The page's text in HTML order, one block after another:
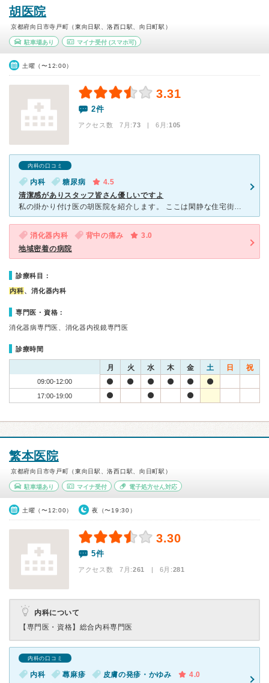
胡医院
京都府向日市寺戸町（東向日駅、洛西口駅、向日町駅）
駐車場あり マイナ受付(スマホ可)
土曜（〜12:00）
3.31
2件
アクセス数 7月:73 | 6月:105
内科の口コミ
内科 糖尿病
4.5
清潔感がありスタッフ皆さん優しいですよ
私の掛かり付け医の胡医院を紹介します。 ここは閑静な住宅街の一郭にあります。 こじんまりとした病院ですがアットホームな感じがしてなかなか良いですよ。 先生は１人看護士さんとかは２、３人かな いつ
消化器内科 背中の痛み
3.0
地域密着の病院
診療科目：
内科、消化器内科
専門医・資格：
消化器病専門医、消化器内視鏡専門医
診療時間
月 火 水 木 金 土 日 祝
09:00-12:00
17:00-19:00
繁本医院
京都府向日市寺戸町（東向日駅、洛西口駅、向日町駅）
駐車場あり マイナ受付 電子処方せん対応
土曜（〜12:00） 夜（〜19:30）
3.30
5件
アクセス数 7月:261 | 6月:281
内科について
【専門医・資格】 総合内科専門医
内科の口コミ
内科 蕁麻疹 皮膚の発疹・かゆみ
4.0